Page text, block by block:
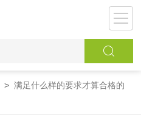
>满足什么样的要求才算合格的